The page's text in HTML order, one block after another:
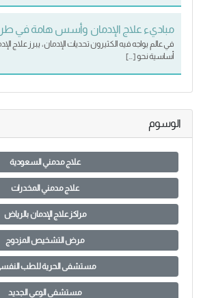
مباديء علاج الإدمان وأسس هامة في
في عالم يواجه فيه الكثيرون تحديات الإدمان، يبرز علاج
أساسية نحو […]
الوسوم
علاج مدمني السعودية
علاج مدمني المخدرات
مراكز علاج الإدمان بالرياض
مرض التشخيص المزدوج
مستشفى الحرية للطب
مستشفى الوعي الجديد